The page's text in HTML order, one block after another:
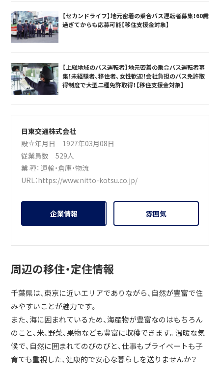
【セカンドライフ】地元密着の乗合バス運転者募集！60歳
過ぎてからも応募可能【移住支援金対象】
【上総地域のバス運転者】地元密着の乗合バス運転者募
集！未経験者、移住者、女性歓迎！会社負担のバス免許取
得制度で大型二種免許取得！【移住支援金対象】
日東交通株式会社
設立年月日 1927年03月08日
従業員数 529人
業 種：運輸・倉庫・物流
URL：https://www.nitto-kotsu.co.jp/
企業情報 雰囲気
周辺の移住・定住情報
千葉県は、東京に近いエリアでありながら、自然が豊富で住
みやすいことが魅力です。
また、海に囲まれているため、海産物が豊富なのはもちろん
のこと、米、野菜、果物なども豊富に収穫できます。温暖な気
候で、自然に囲まれてのびのびと、仕事もプライベートも子
育ても重視した、健康的で安心な暮らしを送りませんか？